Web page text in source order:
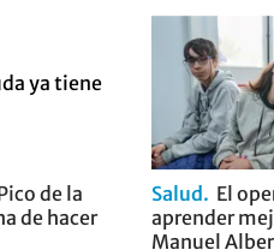
de la
de hacer
Salud
El
aprender
Manuel